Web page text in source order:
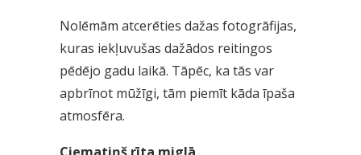
Nolēmām atcerēties dažas fotogrāfijas,
kuras iekļuvušas dažādos reitingos
pēdējo gadu laikā. Tāpēc, ka tās var
apbrīnot mūžīgi, tām piemīt kāda īpaša
atmosfēra.